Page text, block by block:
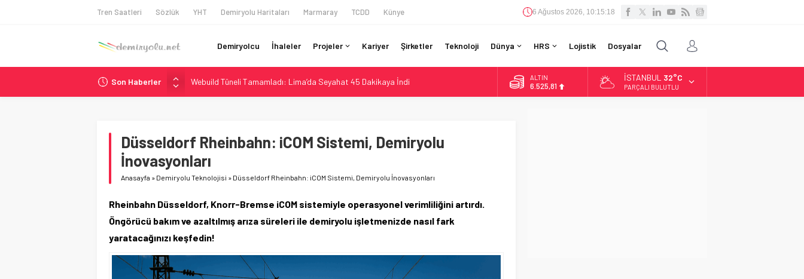
Tren Saatleri Sözlük YHT Demiryolu Haritaları Marmaray TCDD Künye 6 Ağustos 2026, 10:15:19
Demiryolcu İhaleler Projeler Kariyer Şirketler Teknoloji Dünya HRS Lojistik Dosyalar
Son Haberler
Webuild Tüneli Tamamladı: Lima’da Seyahat 45 Dakikaya İndi
Alstom ve Siemens’ten São Paulo’da Çifte Sinyal Hamlesi
Japonya Maglev Onayı: Bütçe 11 Trilyon Yen, Hedef 2036
İtalya’dan Yeni Otomotiv Demiryolu: 4.800 Ton CO2 Tasarrufu
ALTIN
6.525,81
İSTANBUL 32°C
PARÇALI BULUTLU
Düsseldorf Rheinbahn: iCOM Sistemi, Demiryolu
İnovasyonları
Anasayfa » Demiryolu Teknolojisi » Düsseldorf Rheinbahn: iCOM Sistemi, Demiryolu İnovasyonları
Rheinbahn Düsseldorf, Knorr-Bremse iCOM sistemiyle operasyonel verimliliğini artırdı.
Öngörücü bakım ve azaltılmış arıza süreleri ile demiryolu işletmenizde nasıl fark
yaratacağınızı keşfedin!